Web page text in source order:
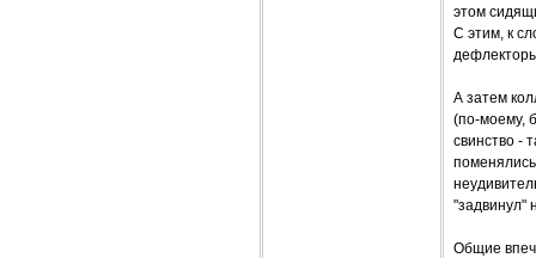
этом
С этим, к
А затем
(по-моему,
свинство -
"задвинул"
Общие